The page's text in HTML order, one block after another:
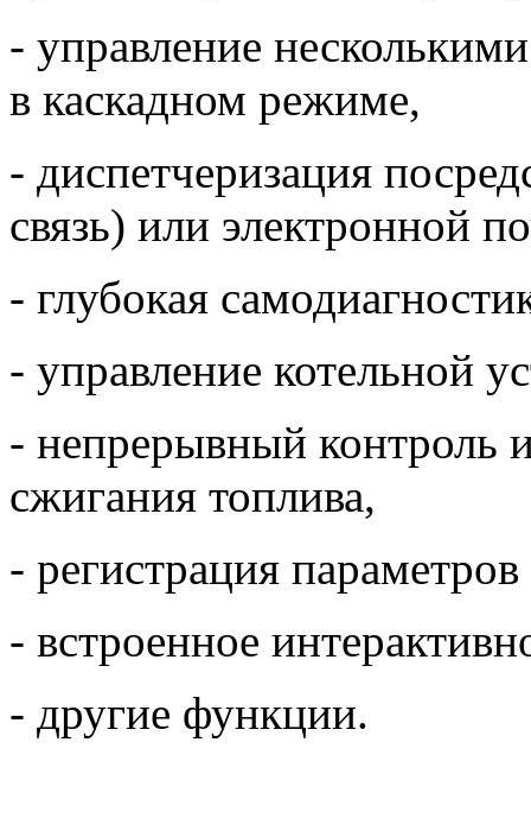
- управление
в каскадном режиме,
- диспетчеризация
связь) или электронной
- глубокая
- управление котельной
- непрерывный контроль
сжигания топлива,
- регистрация
- встроенное
- другие функции.